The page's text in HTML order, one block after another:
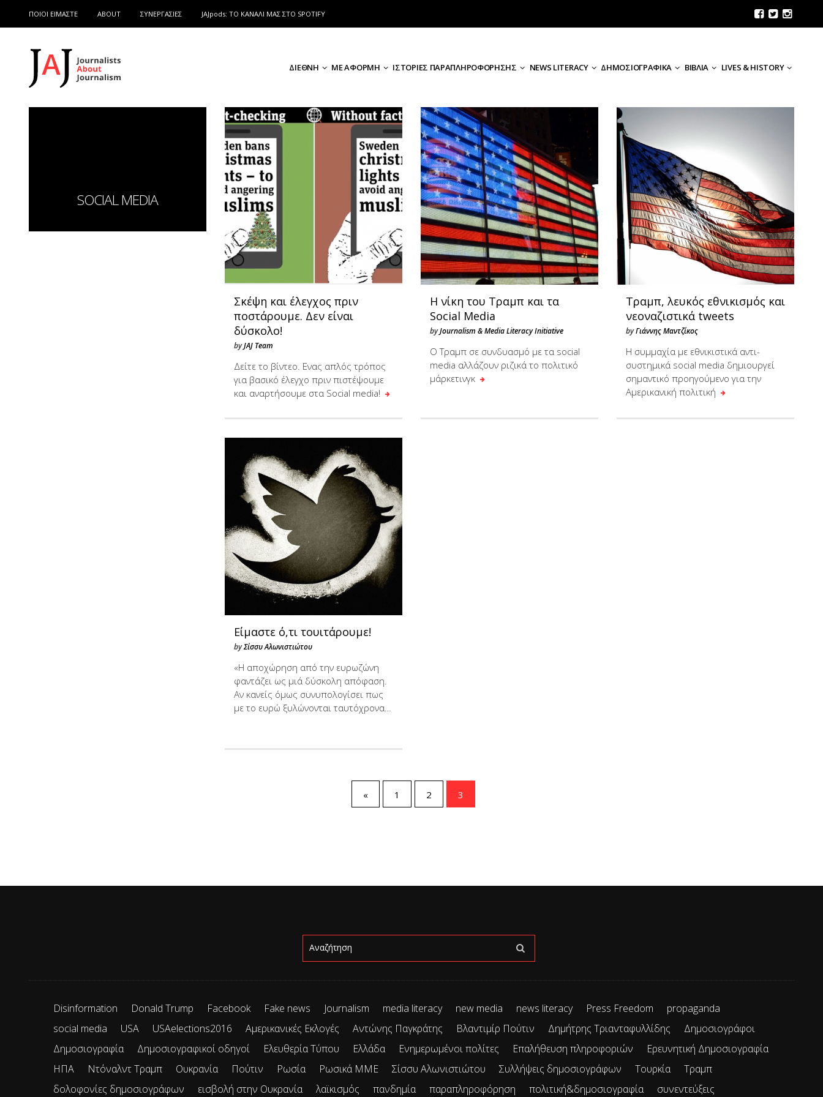
ΠΟΙΟΙ ΕΙΜΑΣΤΕ ABOUT ΣΥΝΕΡΓΑΣΙΕΣ JAJpods: TO ΚΑΝΑΛΙ ΜΑΣ ΣΤΟ SPOTIFY
ΔΙΕΘΝΗ ΜΕ ΑΦΟΡΜΗ ΙΣΤΟΡΙΕΣ ΠΑΡΑΠΛΗΡΟΦΟΡΗΣΗΣ NEWS LITERACY ΔΗΜΟΣΙΟΓΡΑΦΙΚΑ ΒΙΒΛΙΑ LIVES & HISTORY
SOCIAL MEDIA
Σκέψη και έλεγχος πριν
ποστάρουμε. Δεν είναι
δύσκολο!
byJAJ Team
Δείτε το βίντεο. Ενας απλός τρόπος
για βασικό έλεγχο πριν πιστέψουμε
και αναρτήσουμε στα Social media!
Η νίκη του Τραμπ και τα
Social Media
byJournalism & Media Literacy Initiative
O Τραμπ σε συνδυασμό με τα social
media αλλάζουν ριζικά το πολιτικό
μάρκετινγκ
Τραμπ, λευκός εθνικισμός και
νεοναζιστικά tweets
byΓιάννης Μαντζίκος
Η συμμαχία με εθνικιστικά αντι-
συστημικά social media δημιουργεί
σημαντικό προηγούμενο για την
Αμερικανική πολιτική
Είμαστε ό,τι τουιτάρουμε!
byΣίσσυ Αλωνιστιώτου
«Η αποχώρηση από την ευρωζώνη
φαντάζει ως μιά δύσκολη απόφαση.
Αν κανείς όμως συνυπολογίσει πως
με το ευρώ ξυλώνονται ταυτόχρονα…
« 1 2 3
Disinformation Donald Trump Facebook Fake news Journalism media literacy new media news literacy Press Freedom
propaganda
social media
USA USAelections2016 Αμερικανικές Εκλογές Αντώνης Παγκράτης Βλαντιμίρ Πούτιν Δημήτρης Τριανταφυλλίδης
Δημοσιογράφοι
Δημοσιογραφία
Δημοσιογραφικοί οδηγοί Ελευθερία Τύπου Ελλάδα Ενημερωμένοι πολίτες Επαλήθευση πληροφοριών
Ερευνητική Δημοσιογραφία
ΗΠΑ
Ντόναλντ Τραμπ Ουκρανία Πούτιν Ρωσία Ρωσικά ΜΜΕ Σίσσυ Αλωνιστιώτου Συλλήψεις δημοσιογράφων Τουρκία
Τραμπ
δολοφονίες δημοσιογράφων
εισβολή στην Ουκρανία λαϊκισμός πανδημία παραπληροφόρηση πολιτική&δημοσιογραφία συνεντεύξεις